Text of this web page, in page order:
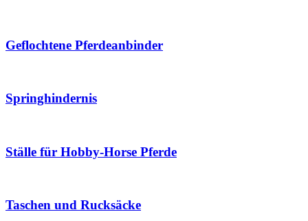
Geflochtene Pferdeanbinder
Springhindernis
Ställe für Hobby-Horse Pferde
Taschen und Rucksäcke